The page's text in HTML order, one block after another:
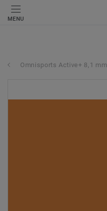
MENU
Omnisports Active+ 8,1 mm